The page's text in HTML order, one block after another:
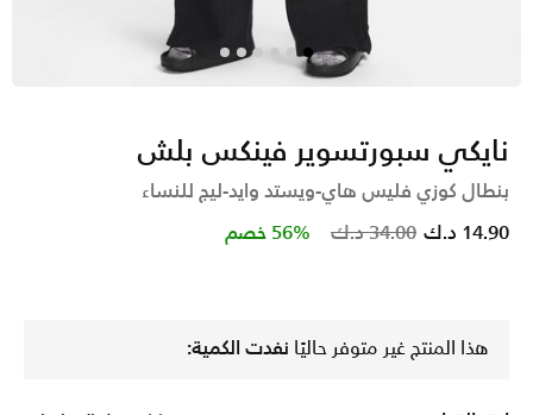
نايكي سبورتسوير فينكس بلش
بنطال كوزي فليس هاي-ويستد وايد-ليج للنساء
Price reduced from
34.00 د.ك to 14.90 د.ك 56% خصم
هذا المنتج غير متوفر حاليًا نفدت الكمية: